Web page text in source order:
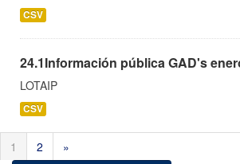
CSV
24.1Información pública GAD's
LOTAIP
CSV
1 2 »